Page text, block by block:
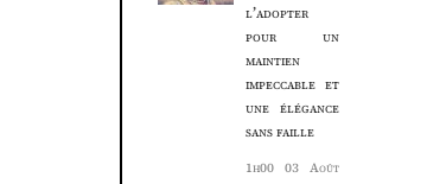
l’adopter
pour un
maintien
impeccable et
une élégance
sans faille
1h00
03 Août